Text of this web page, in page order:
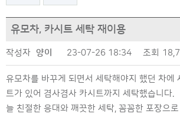
유모차, 카시트 세탁 재이용
작성자 양이 23-07-26 18:34 조회
유모차를 바꾸게 되면서 세탁해야지 했던 차에
트가 있어 겸사겸사 카시트까지 세탁했습니다.
늘 친절한 응대와 깨끗한 세탁, 꼼꼼한 포장으